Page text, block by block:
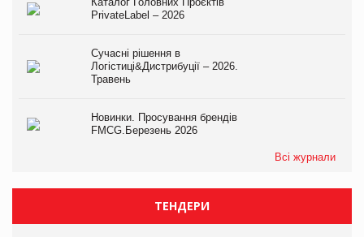
PrivateLabel – 2026
Сучасні рішення в
Логістиці&Дистрибуції – 2026.
Травень
Новинки. Просування брендів
FMCG.Березень 2026
Всі журнали
ТЕНДЕРИ